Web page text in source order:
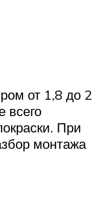
от 1,8 до 2
всего
При
монтажа